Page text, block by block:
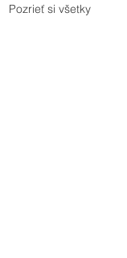
Pozrieť si všetky